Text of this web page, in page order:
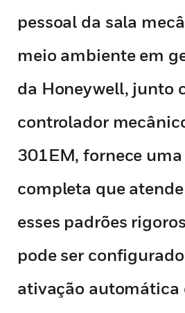
pessoal da sala
meio ambiente em
da Honeywell, junto
controlador
301EM, fornece
completa que
esses padrões
pode ser
ativação automática